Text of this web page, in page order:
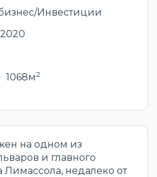
Инвестиции
2020
1068м2
на одном из
и главного
Лимассола, недалеко от